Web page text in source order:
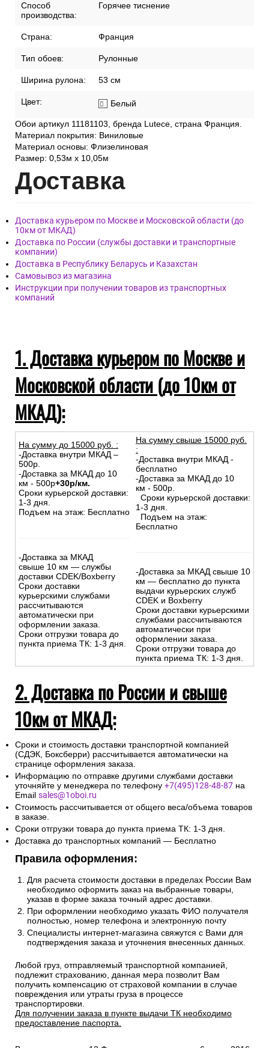
Способ
производства:
Горячее тиснение
Страна: Франция
Тип обоев: Рулонные
Ширина рулона: 53 см
Цвет: Белый
Обои артикул 11181103, бренда Lutece, страна Франция.
Материал покрытия: Виниловые
Материал основы: Флизелиновая
Размер: 0,53м x 10,05м
Доставка
Доставка курьером по Москве и Московской области (до
10км от МКАД)
Доставка по России (службы доставки и транспортные
компании)
Доставка в Республику Беларусь и Казахстан
Самовывоз из магазина
Инструкции при получении товаров из транспортных
компаний
1. Доставка курьером по Москве и
Московской области (до 10км от
МКАД):
На сумму до 15000 руб. :
-Доставка внутри МКАД –
500р.
-Доставка за МКАД до 10
км - 500р+30р/км.
Сроки курьерской доставки:
1-3 дня.
Подъем на этаж: Бесплатно
-Доставка за МКАД
свыше 10 км — службы
доставки CDEK/Boxberry
Сроки доставки
курьерскими службами
рассчитываются
автоматически при
оформлении заказа.
Сроки отгрузки товара до
пункта приема ТК: 1-3 дня.
На сумму свыше 15000 руб.
:
-Доставка внутри МКАД -
бесплатно
-Доставка за МКАД до 10
км - 500р.
Сроки курьерской доставки:
1-3 дня.
Подъем на этаж:
Бесплатно
-Доставка за МКАД свыше 10
км — бесплатно до пункта
выдачи курьерских служб
CDEK и Boxberry
Сроки доставки курьерскими
службами рассчитываются
автоматически при
оформлении заказа.
Сроки отгрузки товара до
пункта приема ТК: 1-3 дня.
2. Доставка по России и свыше
10км от МКАД:
Сроки и стоимость доставки транспортной компанией
(СДЭК, Боксберри) рассчитывается автоматически на
странице оформления заказа.
Информацию по отправке другими службами доставки
уточняйте у менеджера по телефону +7(495)128-48-87 на
Email sales@1oboi.ru
Стоимость рассчитывается от общего веса/объема товаров
в заказе.
Сроки отгрузки товара до пункта приема ТК: 1-3 дня.
Доставка до транспортных компаний — Бесплатно
Правила оформления:
Для расчета стоимости доставки в пределах России Вам
необходимо оформить заказ на выбранные товары,
указав в форме заказа точный адрес доставки.
При оформлении необходимо указать ФИО получателя
полностью, номер телефона и электронную почту
Специалисты интернет-магазина свяжутся с Вами для
подтверждения заказа и уточнения внесенных данных.
Любой груз, отправляемый транспортной компанией,
подлежит страхованию, данная мера позволит Вам
получить компенсацию от страховой компании в случае
повреждения или утраты груза в процессе
транспортировки.
Для получении заказа в пункте выдачи ТК необходимо
предоставление паспорта.